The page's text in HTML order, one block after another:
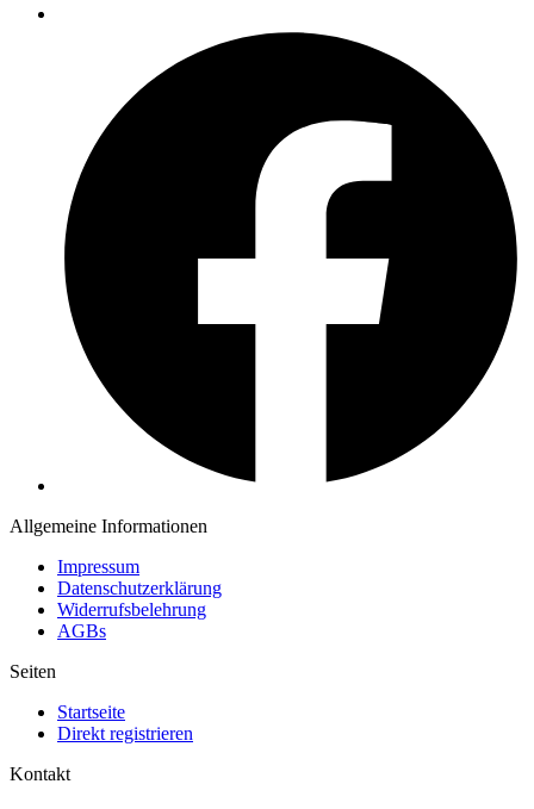
Allgemeine Informationen
Impressum
Datenschutzerklärung
Widerrufsbelehrung
AGBs
Seiten
Startseite
Direkt registrieren
Kontakt